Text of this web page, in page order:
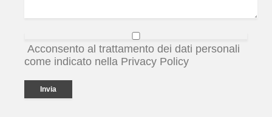
Acconsento al trattamento dei dati personali
come indicato nella Privacy Policy